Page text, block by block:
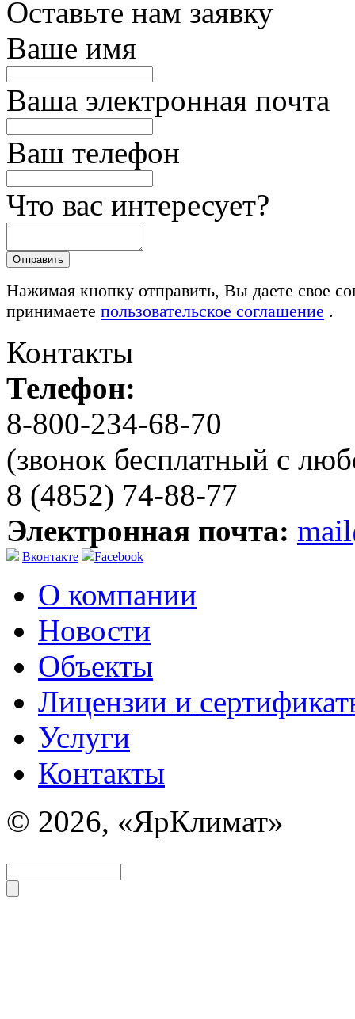
Оставьте нам заявку
Ваше имя
Ваша электронная почта
Ваш телефон
Что вас интересует?
Нажимая кнопку отправить, Вы даете свое
принимаете пользовательское соглашение .
Контакты
Телефон:
8-800-234-68-70
(звонок бесплатный с
8 (4852) 74-88-77
Электронная почта:
Вконтакте Facebook
О компании
Новости
Объекты
Лицензии и
Услуги
Контакты
© 2026, «ЯрКлимат»